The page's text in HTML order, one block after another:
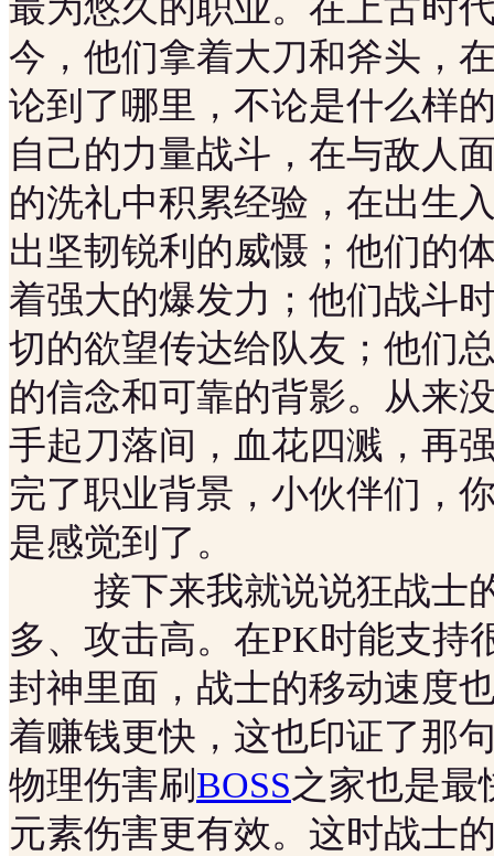
今，他们拿着大刀和斧头，
论到了哪里，不论是什么样
自己的力量战斗，在与敌人
的洗礼中积累经验，在出生
出坚韧锐利的威慑；他们的
着强大的爆发力；他们战斗
切的欲望传达给队友；他们
的信念和可靠的背影。从来
手起刀落间，血花四溅，再
完了职业背景，小伙伴们，
是感觉到了。
接下来我就说说狂战士的
多、攻击高。在PK时能支持
封神里面，战士的移动速度
着赚钱更快，这也印证了那
物理伤害刷 BOSS之家也是最
元素伤害更有效。这时战士